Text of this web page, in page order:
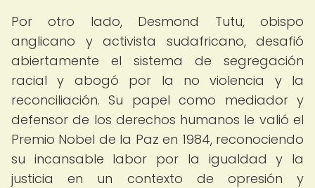
Por otro lado, Desmond Tutu, obispo
anglicano y activista sudafricano, desafió
abiertamente el sistema de segregación
racial y abogó por la no violencia y la
reconciliación. Su papel como mediador y
defensor de los derechos humanos le valió el
Premio Nobel de la Paz en 1984, reconociendo
su incansable labor por la igualdad y la
justicia en un contexto de opresión y